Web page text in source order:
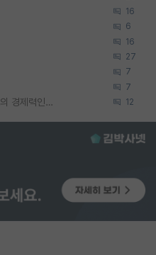
16
6
16
27
7
7
박사진학하기에 2억은 괜찮은 (?) 정도의 경제력인가요 12